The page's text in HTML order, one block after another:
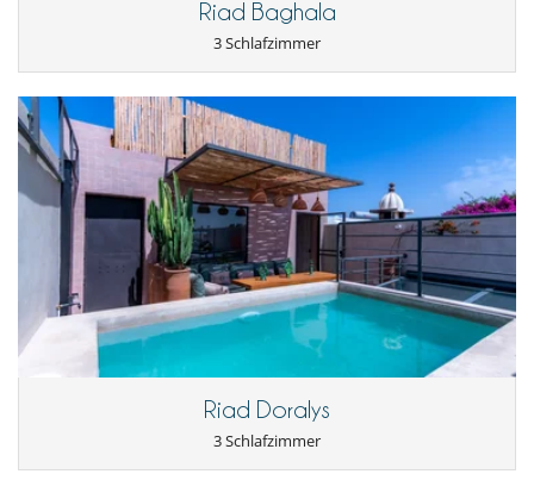
Riad Baghala
3 Schlafzimmer
Riad Doralys
3 Schlafzimmer